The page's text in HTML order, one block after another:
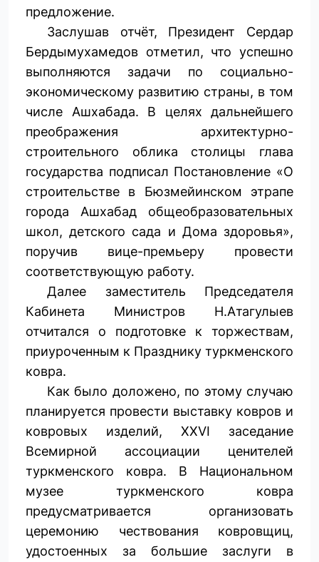
предложение.
Заслушав отчёт, Президент Сердар
Бердымухамедов отметил, что успешно
выполняются задачи по социально-
экономическому развитию страны, в том
числе Ашхабада. В целях дальнейшего
преображения архитектурно-
строительного облика столицы глава
государства подписал Постановление «О
строительстве в Бюзмейинском этрапе
города Ашхабад общеобразовательных
школ, детского сада и Дома здоровья»,
поручив вице-премьеру провести
соответствующую работу.
Далее заместитель Председателя
Кабинета Министров Н.Атагулыев
отчитался о подготовке к торжествам,
приуроченным к Празднику туркменского
ковра.
Как было доложено, по этому случаю
планируется провести выставку ковров и
ковровых изделий, XXVI заседание
Всемирной ассоциации ценителей
туркменского ковра. В Национальном
музее туркменского ковра
предусматривается организовать
церемонию чествования ковровщиц,
удостоенных за большие заслуги в